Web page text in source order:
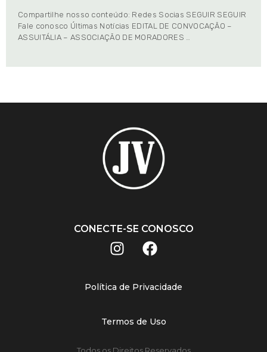
Compartilhe nosso conteúdo: Redes Socias SEGUIR SEGUIR
Fale conosco Últimas Notícias EDITAL DE CONVOCAÇÃO –
ASSUITÁLIA – ASSOCIAÇÃO DE MORADORES …
CONECTE-SE CONOSCO
Política de Privacidade
Termos de Uso